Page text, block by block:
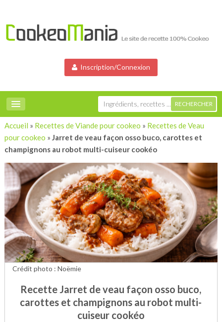
Inscription/Connexion
Accueil » Recettes de Viande pour cookeo » Recettes de Veau
pour cookeo » Jarret de veau façon osso buco, carottes et
champignons au robot multi-cuiseur cookéo
Recette Jarret de veau façon osso buco,
carottes et champignons au robot multi-
cuiseur cookéo
Crédit photo : Noëmie